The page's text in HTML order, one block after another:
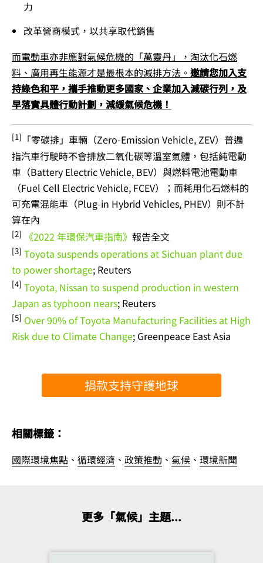
力
改革營商模式，以共享取代銷售
而電動車亦非應對氣候危機的「萬靈丹」，淘汰化石燃
料、廣用再生能源才是最根本的減排方法。 邀請您加入支
持綠色和平，攜手推動更多國家、企業加入減碳行列，及
早落實具體行動計劃，減緩氣候危機！
[1] 「零碳排」車輛（Zero-Emission Vehicle, ZEV）普遍
指汽車行駛時不會排放二氧化碳等溫室氣體，包括純電動
車（Battery Electric Vehicle, BEV）與燃料電池電動車
（Fuel Cell Electric Vehicle, FCEV）；而耗用化石燃料的
可充電混能車（Plug-in Hybrid Vehicles, PHEV）則不計
算在內
[2] 《2022 年環保汽車指南》 報告全文
[3] Toyota suspends operations at Sichuan plant due
to power shortage; Reuters
[4] Toyota, Nissan to suspend production in western
Japan as typhoon nears; Reuters
[5] Over 90% of Toyota Manufacturing Facilities at High
Risk due to Climate Change; Greenpeace East Asia
捐款支持守護地球
相關標籤：
國際環境焦點 、 循環經濟 、 政策推動 、 氣候 、 環境新聞
更多「氣候」主題...